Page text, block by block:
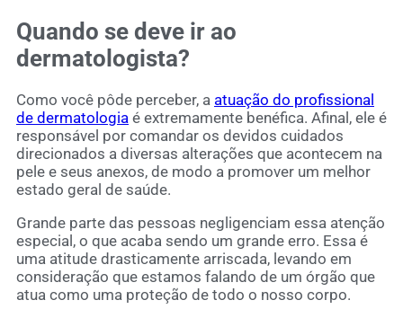
Quando se deve ir ao
dermatologista?
Como você pôde perceber, a atuação do profissional
de dermatologia é extremamente benéfica. Afinal, ele é
responsável por comandar os devidos cuidados
direcionados a diversas alterações que acontecem na
pele e seus anexos, de modo a promover um melhor
estado geral de saúde.
Grande parte das pessoas negligenciam essa atenção
especial, o que acaba sendo um grande erro. Essa é
uma atitude drasticamente arriscada, levando em
consideração que estamos falando de um órgão que
atua como uma proteção de todo o nosso corpo.